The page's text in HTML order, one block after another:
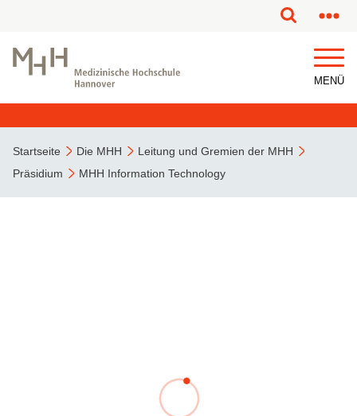
MENÜ
Startseite Die MHH
Leitung und Gremien der MHH
Präsidium
MHH Information Technology